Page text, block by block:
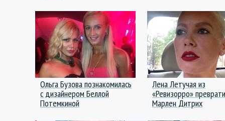
Ольга Бузова познакомилась
с дизайнером Беллой
Потемкиной
Лена Летучая из
«Ревизорро»
Марлен Дитрих